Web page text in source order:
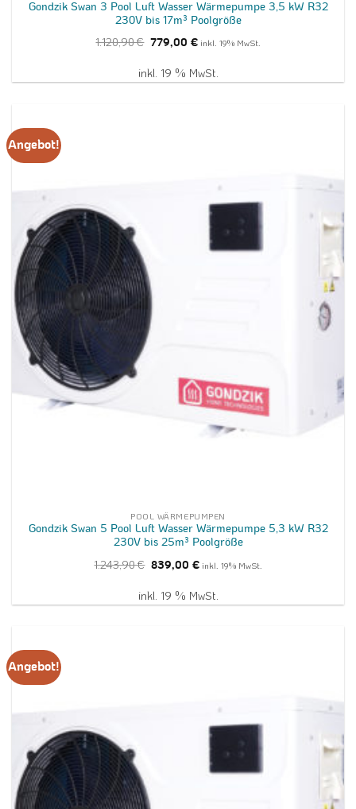
Gondzik Swan 3 Pool Luft Wasser Wärmepumpe 3,5 kW R32
230V bis 17m³ Poolgröße
1.120,90€ Ursprünglicher
Preis
1.120,90 €
779,00 €Aktueller
779,00 €.
inkl. 19% MwSt.
inkl. 19 % MwSt.
Angebot!
POOL WÄRMEPUMPEN
Gondzik Swan 5 Pool Luft Wasser Wärmepumpe 5,3 kW R32
230V bis 25m³ Poolgröße
1.243,90€ Ursprünglicher
Preis
1.243,90 €
839,00 €Aktueller
839,00 €.
inkl. 19% MwSt.
inkl. 19 % MwSt.
Angebot!